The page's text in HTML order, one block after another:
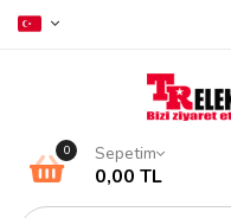
0 Sepetim
0,00 TL